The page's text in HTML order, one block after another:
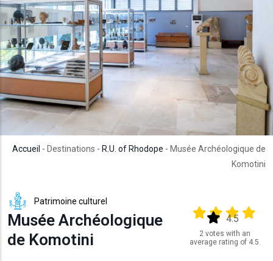
Accueil - Destinations - R.U. of Rhodope - Musée Archéologique de
Komotini
Patrimoine culturel
Musée Archéologique
de Komotini
Output format
(star)(star)(star)
(star)
4.5
2 votes with an
average rating of 4.5.